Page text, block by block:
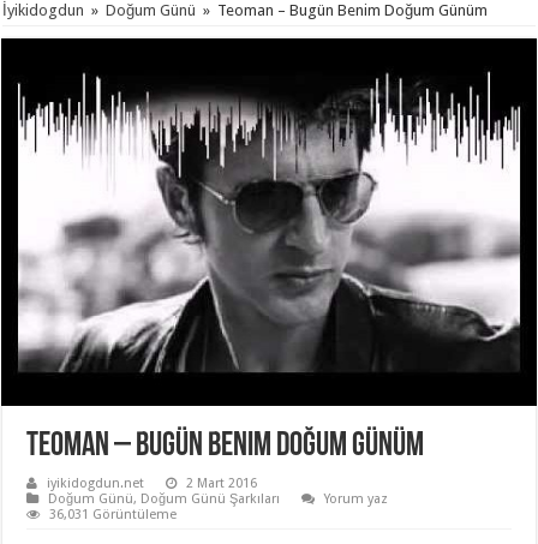
İyikidogdun » Doğum Günü » Teoman – Bugün Benim Doğum Günüm
Teoman – Bugün Benim Doğum Günüm
iyikidogdun.net
2 Mart 2016
Doğum Günü, Doğum Günü Şarkıları
Yorum yaz
36,031 Görüntüleme